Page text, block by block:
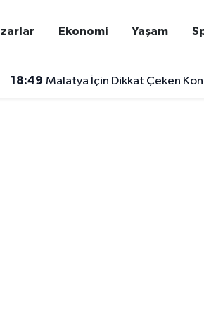
Ekonomi Yaşam
18:49 Malatya İçin Dikkat Çeken